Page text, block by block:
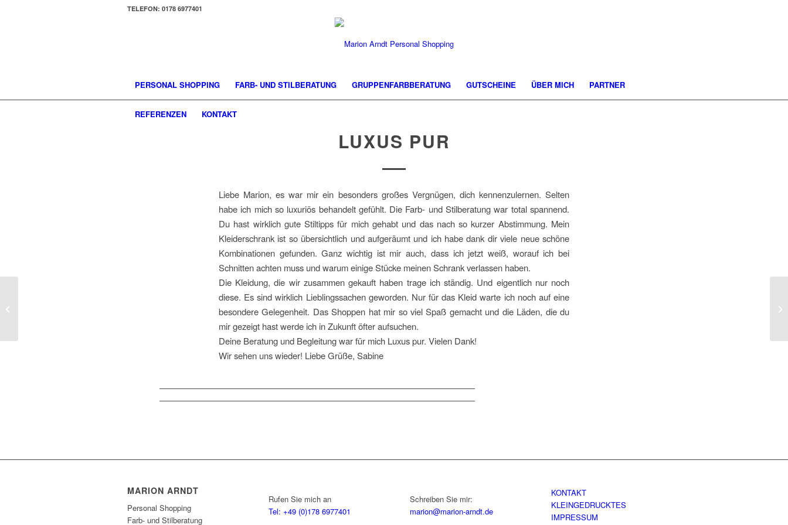
TELEFON: 0178 6977401
PERSONAL SHOPPING FARB- UND STILBERATUNG GRUPPENFARBBERATUNG GUTSCHEINE ÜBER MICH PARTNER
REFERENZEN KONTAKT
LUXUS PUR
Liebe Marion, es war mir ein besonders großes Vergnügen, dich kennenzulernen. Selten
habe ich mich so luxuriös behandelt gefühlt. Die Farb- und Stilberatung war total spannend.
Du hast wirklich gute Stiltipps für mich gehabt und das nach so kurzer Abstimmung. Mein
Kleiderschrank ist so übersichtlich und aufgeräumt und ich habe dank dir viele neue schöne
Kombinationen gefunden. Ganz wichtig ist mir auch, dass ich jetzt weiß, worauf ich bei
Schnitten achten muss und warum einige Stücke meinen Schrank verlassen haben.
Die Kleidung, die wir zusammen gekauft haben trage ich ständig. Und eigentlich nur noch
diese. Es sind wirklich Lieblingssachen geworden. Nur für das Kleid warte ich noch auf eine
besondere Gelegenheit. Das Shoppen hat mir so viel Spaß gemacht und die Läden, die du
mir gezeigt hast werde ich in Zukunft öfter aufsuchen.
Deine Beratung und Begleitung war für mich Luxus pur. Vielen Dank!
Wir sehen uns wieder! Liebe Grüße, Sabine
MARION ARNDT
Personal Shopping
Farb- und Stilberatung
Rufen Sie mich an
Tel: +49 (0)178 6977401
Schreiben Sie mir:
marion@marion-arndt.de
KONTAKT
KLEINGEDRUCKTES
IMPRESSUM